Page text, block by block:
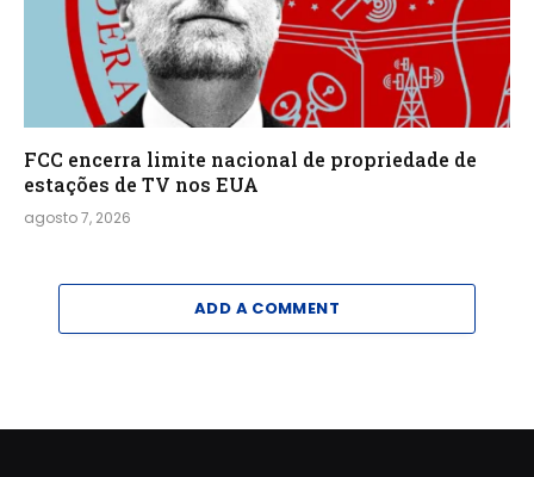
FCC encerra limite nacional de propriedade de
estações de TV nos EUA
agosto 7, 2026
ADD A COMMENT